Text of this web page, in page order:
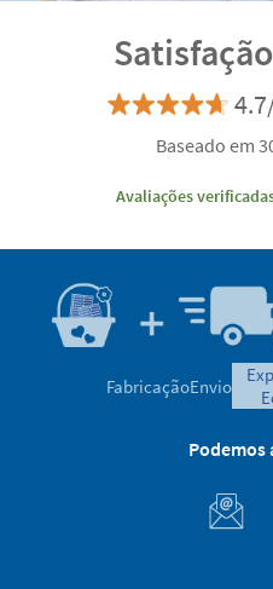
Baseado em
Avaliações
FabricaçãoEnvio
Podemos